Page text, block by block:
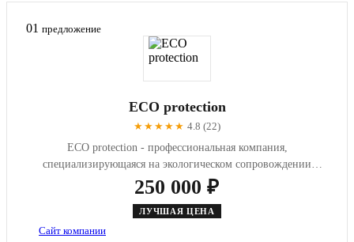
01 предложение
ECO protection
★★★★★ 4.8 (22)
ECO protection - профессиональная компания,
специализирующаяся на экологическом сопровождении
предприятий, разработке пр...
250 000 ₽
ЛУЧШАЯ ЦЕНА
Сайт компании